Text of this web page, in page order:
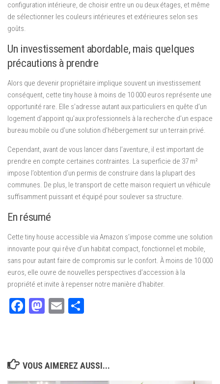
configuration intérieure, de choisir entre un ou deux étages, et même
de sélectionner les couleurs intérieures et extérieures selon ses
goûts.
Un investissement abordable, mais quelques
précautions à prendre
Alors que devenir propriétaire implique souvent un investissement
conséquent, cette tiny house à moins de 10 000 euros représente une
opportunité rare. Elle s’adresse autant aux particuliers en quête d’un
logement d’appoint qu’aux professionnels à la recherche d’un espace
bureau mobile ou d’une solution d’hébergement sur un terrain privé.
Cependant, avant de vous lancer dans l’aventure, il est important de
prendre en compte certaines contraintes. La superficie de 37 m²
impose l’obtention d’un permis de construire dans la plupart des
communes. De plus, le transport de cette maison requiert un véhicule
suffisamment puissant et équipé pour soulever sa structure.
En résumé
Cette tiny house accessible via Amazon s’impose comme une solution
innovante pour qui rêve d’un habitat compact, fonctionnel et mobile,
sans pour autant faire de compromis sur le confort. À moins de 10 000
euros, elle ouvre de nouvelles perspectives d’accession à la
propriété et invite à repenser notre manière d’habiter.
Facebook
Mastodon
Email
VOUS AIMEREZ AUSSI...